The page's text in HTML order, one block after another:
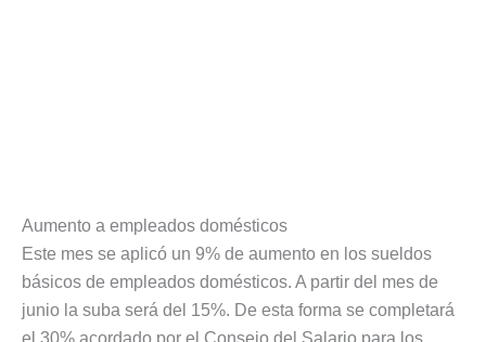
Aumento a empleados domésticos
Este mes se aplicó un 9% de aumento en los sueldos
básicos de empleados domésticos. A partir del mes de
junio la suba será del 15%. De esta forma se completará